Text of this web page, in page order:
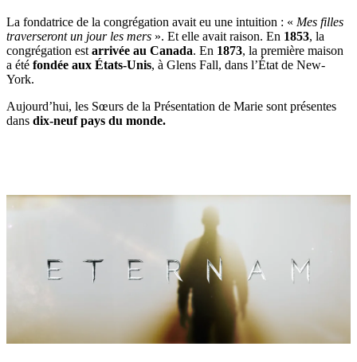
La fondatrice de la congrégation avait eu une intuition : « Mes filles
traverseront un jour les mers ». Et elle avait raison. En 1853, la
congrégation estarrivée au Canada. En 1873, la première maison
a été fondée aux États-Unis, à Glens Fall, dans l’État de New-
York.
Aujourd’hui, les Sœurs de la Présentation de Marie sont présentes
dans dix-neuf pays du monde.